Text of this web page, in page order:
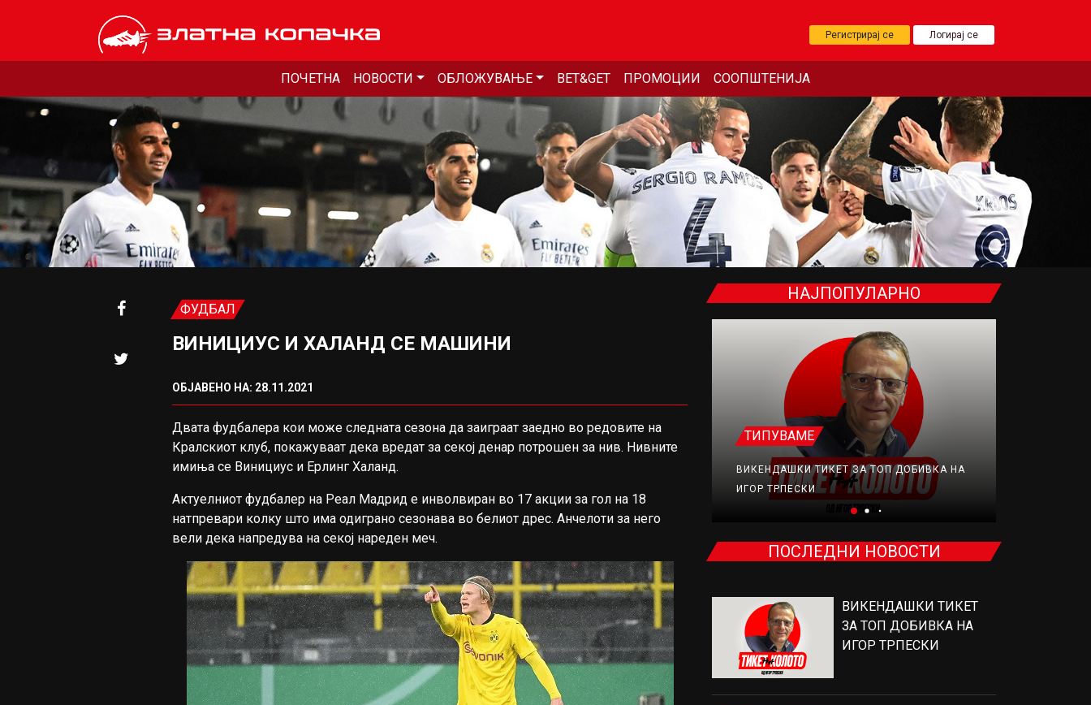
Регистрирај се Логирај се
ПОЧЕТНА НОВОСТИ ОБЛОЖУВАЊЕ BET&GET ПРОМОЦИИ СООПШТЕНИЈА
ФУДБАЛ
ВИНИЦИУС И ХAЛАНД СЕ МАШИНИ
ОБЈАВЕНО НА: 28.11.2021
Двата фудбалера кои може следната сезона да заиграат заедно во редовите на
Кралскиот клуб, покажуваат дека вредат за секој денар потрошен за нив. Нивните
имиња се Винициус и Eрлинг Хaланд.
Актуелниот фудбалер на Реал Мадрид е инволвиран во 17 акции за гол на 18
натпревари колку што има одиграно сезонава во белиот дрес. Анчелоти за него
вели дека напредува на секој нареден меч.
НАЈПОПУЛАРНО
ФУДБАЛ ТИПУВАМЕ
ВИКЕНДАШКИ ТИКЕТ ЗА ТОП ДОБИВКА НА
ИГОР ТРПЕСКИ
ПОСЛЕДНИ НОВОСТИ
ВИКЕНДАШКИ ТИКЕТ
ЗА ТОП ДОБИВКА НА
ИГОР ТРПЕСКИ